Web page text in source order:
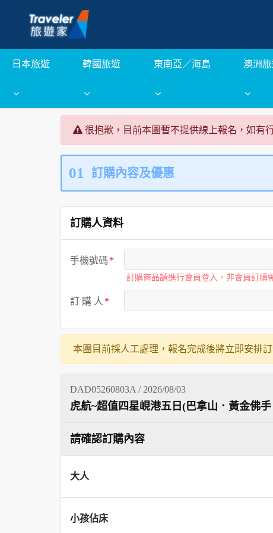
日本旅遊 韓國旅遊 東南亞／海島 澳洲
很抱歉，目前本團暫不提供線上報名，如有
01 訂購內容及優惠
訂購人資料
手機號碼
訂購商品請進行會員登入，非會員訂購
訂 購 人
本團目前採人工處理，報名完成後將立即安排
DAD05260803A / 2026/08/03
虎航~超值四星峴港五日(巴拿山．黃金佛
請確認訂購內容
大人
小孩佔床